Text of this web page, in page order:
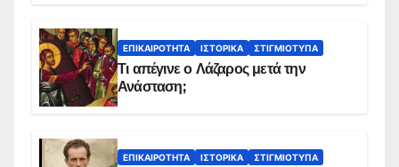
ΕΠΙΚΑΙΡΌΤΗΤΑ ΙΣΤΟΡΙΚΆ ΣΤΙΓΜΙΌΤΥΠΑ
Τι απέγινε ο Λάζαρος μετά την
Ανάσταση;
ΕΠΙΚΑΙΡΌΤΗΤΑ ΙΣΤΟΡΙΚΆ ΣΤΙΓΜΙΌΤΥΠΑ